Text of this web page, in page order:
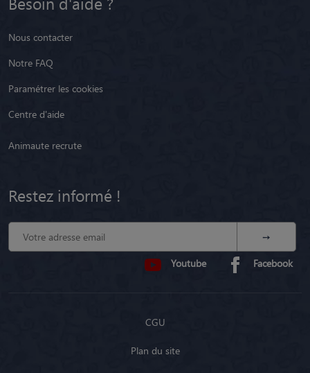
Nous contacter
Notre FAQ
Paramétrer les cookies
Centre d'aide
Animaute recrute
Restez informé !
Youtube Facebook
CGU
Plan du site